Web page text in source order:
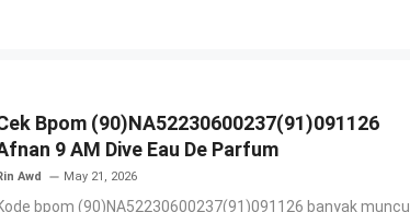
Bpom (90)NA52230600237(91)091126
9 AM Dive Eau De Parfum
Awd May 21, 2026
bpom (90)NA52230600237(91)091126 banyak muncul